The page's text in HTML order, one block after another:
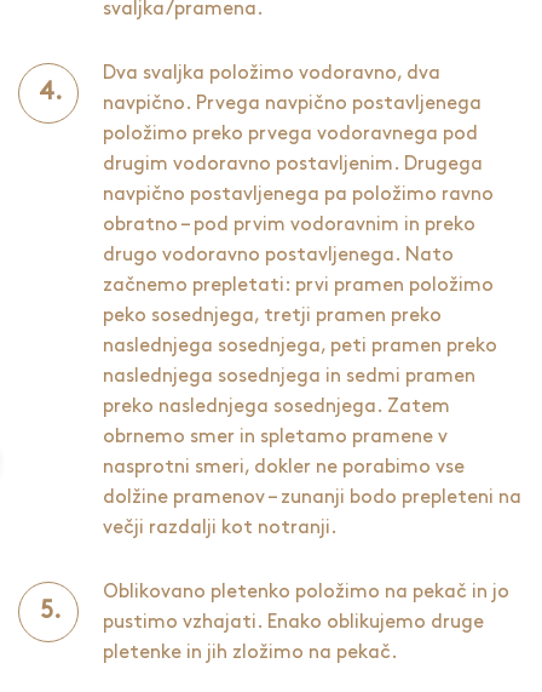
svaljka/pramena.
Dva svaljka položimo vodoravno, dva
navpično. Prvega navpično postavljenega
položimo preko prvega vodoravnega pod
drugim vodoravno postavljenim. Drugega
navpično postavljenega pa položimo ravno
obratno – pod prvim vodoravnim in preko
drugo vodoravno postavljenega. Nato
začnemo prepletati: prvi pramen položimo
peko sosednjega, tretji pramen preko
naslednjega sosednjega, peti pramen preko
naslednjega sosednjega in sedmi pramen
preko naslednjega sosednjega. Zatem
obrnemo smer in spletamo pramene v
nasprotni smeri, dokler ne porabimo vse
dolžine pramenov – zunanji bodo prepleteni na
večji razdalji kot notranji.
Oblikovano pletenko položimo na pekač in jo
pustimo vzhajati. Enako oblikujemo druge
pletenke in jih zložimo na pekač.